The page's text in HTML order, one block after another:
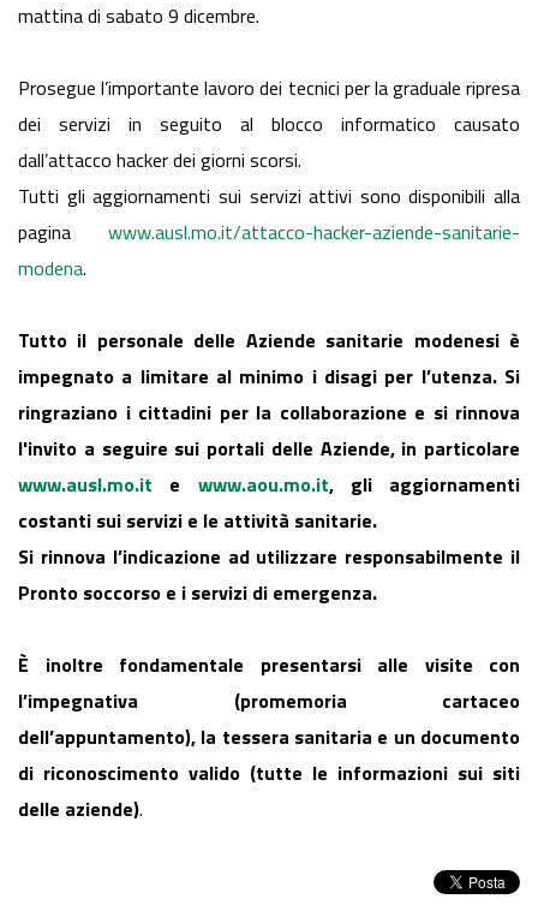
mattina di sabato 9 dicembre.
Prosegue l’importante lavoro dei tecnici per la graduale ripresa
dei servizi in seguito al blocco informatico causato
dall’attacco hacker dei giorni scorsi.
Tutti gli aggiornamenti sui servizi attivi sono disponibili alla
pagina www.ausl.mo.it/attacco-hacker-aziende-sanitarie-
modena.
Tutto il personale delle Aziende sanitarie modenesi è
impegnato a limitare al minimo i disagi per l’utenza. Si
ringraziano i cittadini per la collaborazione e si rinnova
l'invito a seguire sui portali delle Aziende, in particolare
www.ausl.mo.it e www.aou.mo.it, gli aggiornamenti
costanti sui servizi e le attività sanitarie.
Si rinnova l’indicazione ad utilizzare responsabilmente il
Pronto soccorso e i servizi di emergenza.
È inoltre fondamentale presentarsi alle visite con
l’impegnativa (promemoria cartaceo
dell’appuntamento), la tessera sanitaria e un documento
di riconoscimento valido (tutte le informazioni sui siti
delle aziende).